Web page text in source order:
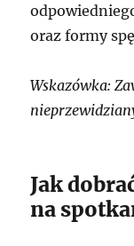
oraz formy
Wskazówka:
Jak
na